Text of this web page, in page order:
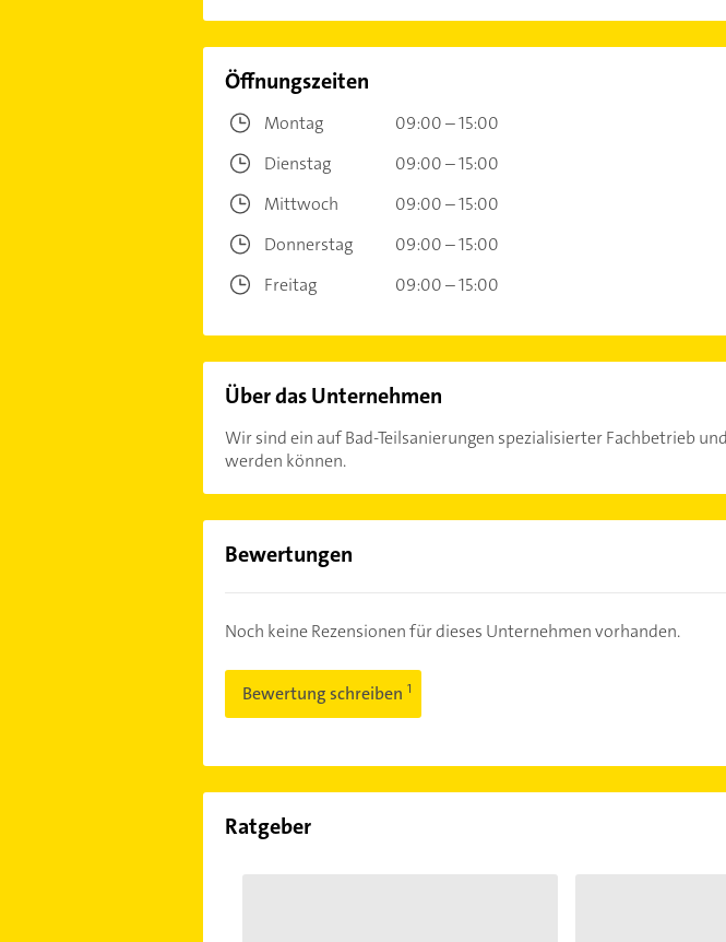
Öffnungszeiten
Montag
09:00 – 15:00
Dienstag
09:00 – 15:00
Mittwoch
09:00 – 15:00
Donnerstag
09:00 – 15:00
Freitag
09:00 – 15:00
Über das Unternehmen
Wir sind ein auf Bad-Teilsanierungen spezialisierter Fachbetrieb
werden können.
Bewertungen
Noch keine Rezensionen für dieses Unternehmen vorhanden.
Bewertung schreiben
Ratgeber